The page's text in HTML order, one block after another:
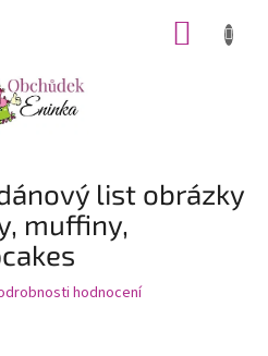
list obrázky
muffiny,
hodnocení